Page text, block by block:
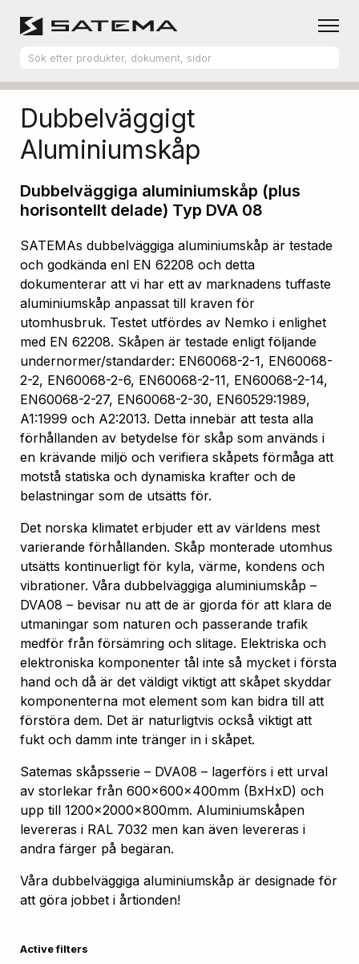
Produktsortiment Aluminiumskåp
Dubbelväggigt
Aluminiumskåp
Dubbelväggiga aluminiumskåp (plus
horisontellt delade) Typ DVA 08
SATEMAs dubbelväggiga aluminiumskåp är testade
och godkända enl EN 62208 och detta
dokumenterar att vi har ett av marknadens tuffaste
aluminiumskåp anpassat till kraven för
utomhusbruk. Testet utfördes av Nemko i enlighet
med EN 62208. Skåpen är testade enligt följande
undernormer/standarder: EN60068-2-1, EN60068-
2-2, EN60068-2-6, EN60068-2-11, EN60068-2-14,
EN60068-2-27, EN60068-2-30, EN60529:1989,
A1:1999 och A2:2013. Detta innebär att testa alla
förhållanden av betydelse för skåp som används i
en krävande miljö och verifiera skåpets förmåga att
motstå statiska och dynamiska krafter och de
belastningar som de utsätts för.
Det norska klimatet erbjuder ett av världens mest
varierande förhållanden. Skåp monterade utomhus
utsätts kontinuerligt för kyla, värme, kondens och
vibrationer. Våra dubbelväggiga aluminiumskåp –
DVA08 – bevisar nu att de är gjorda för att klara de
utmaningar som naturen och passerande trafik
medför från försämring och slitage. Elektriska och
elektroniska komponenter tål inte så mycket i första
hand och då är det väldigt viktigt att skåpet skyddar
komponenterna mot element som kan bidra till att
förstöra dem. Det är naturligtvis också viktigt att
fukt och damm inte tränger in i skåpet.
Satemas skåpsserie – DVA08 – lagerförs i ett urval
av storlekar från 600x600x400mm (BxHxD) och
upp till 1200x2000x800mm. Aluminiumskåpen
levereras i RAL 7032 men kan även levereras i
andra färger på begäran.
Våra dubbelväggiga aluminiumskåp är designade för
att göra jobbet i årtionden!
Active filters